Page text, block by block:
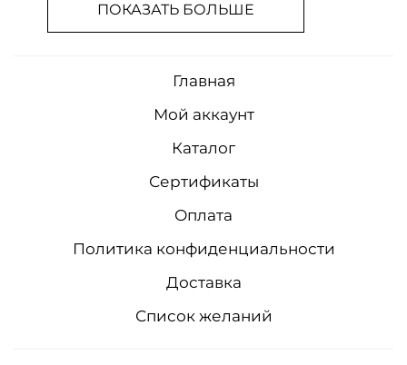
ПОКАЗАТЬ БОЛЬШЕ
Главная
Мой аккаунт
Каталог
Сертификаты
Оплата
Политика конфиденциальности
Доставка
Список желаний